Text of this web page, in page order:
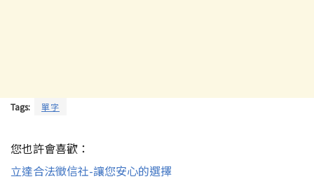
Tags: 單字
您也許會喜歡：
立達合法徵信社-讓您安心的選擇